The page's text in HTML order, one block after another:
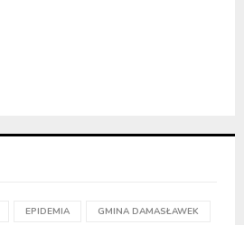
EPIDEMIA GMINA DAMASŁAWEK